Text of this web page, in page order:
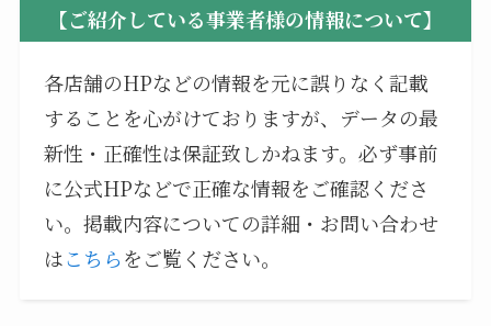
【ご紹介している事業者様の情報について】
各店舗のHPなどの情報を元に誤りなく記載
することを心がけておりますが、データの最
新性・正確性は保証致しかねます。必ず事前
に公式HPなどで正確な情報をご確認くださ
い。掲載内容についての詳細・お問い合わせ
はこちらをご覧ください。